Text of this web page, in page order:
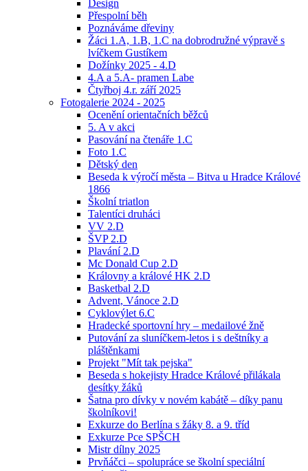
Design
Přespolní běh
Poznáváme dřeviny
Žáci 1.A, 1.B, 1.C na dobrodružné výpravě s
lvíčkem Gustíkem
Dožínky 2025 - 4.D
4.A a 5.A- pramen Labe
Čtyřboj 4.r. září 2025
Fotogalerie 2024 - 2025
Ocenění orientačních běžců
5. A v akci
Pasování na čtenáře 1.C
Foto 1.C
Dětský den
Beseda k výročí města – Bitva u Hradce Králové
1866
Školní triatlon
Talentíci druháci
VV 2.D
ŠVP 2.D
Plavání 2.D
Mc Donald Cup 2.D
Královny a králové HK 2.D
Basketbal 2.D
Advent, Vánoce 2.D
Cyklovýlet 6.C
Hradecké sportovní hry – medailové žně
Putování za sluníčkem-letos i s deštníky a
pláštěnkami
Projekt "Mít tak pejska"
Beseda s hokejisty Hradce Králové přilákala
desítky žáků
Šatna pro dívky v novém kabátě – díky panu
školníkovi!
Exkurze do Berlína s žáky 8. a 9. tříd
Exkurze Pce SPŠCH
Mistr dílny 2025
Prvňáčci – spolupráce se školní speciální